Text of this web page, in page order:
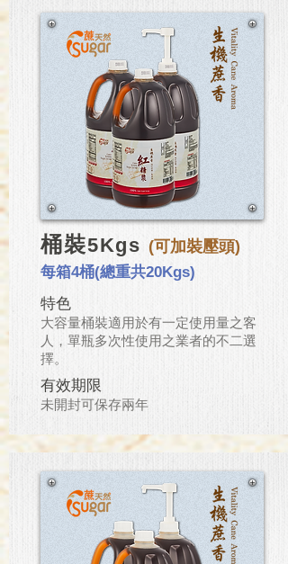
桶裝5Kgs (可加裝壓頭)
每箱4桶(總重共20Kgs)
特色
大容量桶裝適用於有一定使用量之客
人，單瓶多次性使用之業者的不二選
擇。
有效期限
​未開封可保存兩年